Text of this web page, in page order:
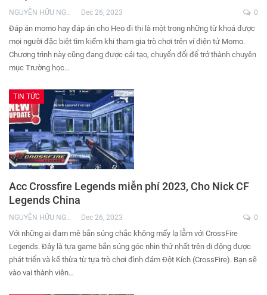
Dec 26, 2023 0
Đáp án momo hay đáp án cho Heo đi thi là một trong những từ khoá được
mọi người đặc biệt tìm kiếm khi tham gia trò chơi trên ví điện tử Momo.
Chương trình này cũng đang được cải tạo, chuyển đổi để trở thành chuyên
mục Trường học…
TIN TỨC
Acc Crossfire Legends miễn phí 2023, Cho Nick CF
Legends China
NGUYỄN HỮU NGHĨA Dec 26, 2023 0
Với những ai đam mê bắn súng chắc không mấy lạ lẫm với CrossFire
Legends. Đây là tựa game bắn súng góc nhìn thứ nhất trên di động được
phát triển và kế thừa từ tựa trò chơi đình đám Đột Kích (CrossFire). Bạn sẽ
vào vai thành viên…